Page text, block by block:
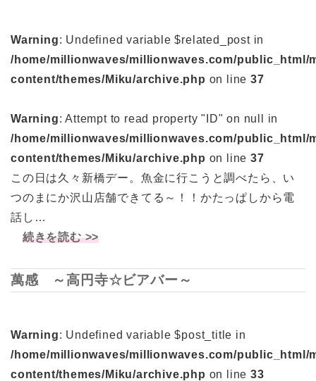
Warning: Undefined variable $related_post in
/home/millionwaves/millionwaves.com/public_html/
content/themes/Miku/archive.php on line37
Warning: Attempt to read property "ID" on null in
/home/millionwaves/millionwaves.com/public_html/
content/themes/Miku/archive.php on line37
この日は久々新橋デー。魚金に行こうと調べたら、い
つのまにか沢山店舗できてる～！！かたっぱしから電
話し…
続きを読む >>
萬感 ～高円寺☆ビアバー～
Warning: Undefined variable $post_title in
/home/millionwaves/millionwaves.com/public_html/
content/themes/Miku/archive.php on line33